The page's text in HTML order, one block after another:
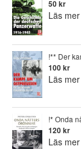
50 kr
Läs
!** Der
100 kr
Läs
!* Onda
120 kr
Läs